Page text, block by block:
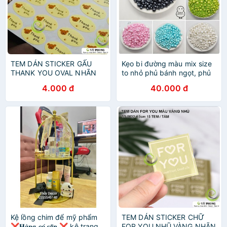
TEM DÁN STICKER GẤU
THANK YOU OVAL NHÃN
BAO BÌ BÁNH KẸO TD-0031
4.000 đ
Kẹo bi đường màu mix size
to nhỏ phủ bánh ngọt, phủ
40.000 đ
Kệ lồng chim để mỹ phẩm
TEM DÁN STICKER CHỮ